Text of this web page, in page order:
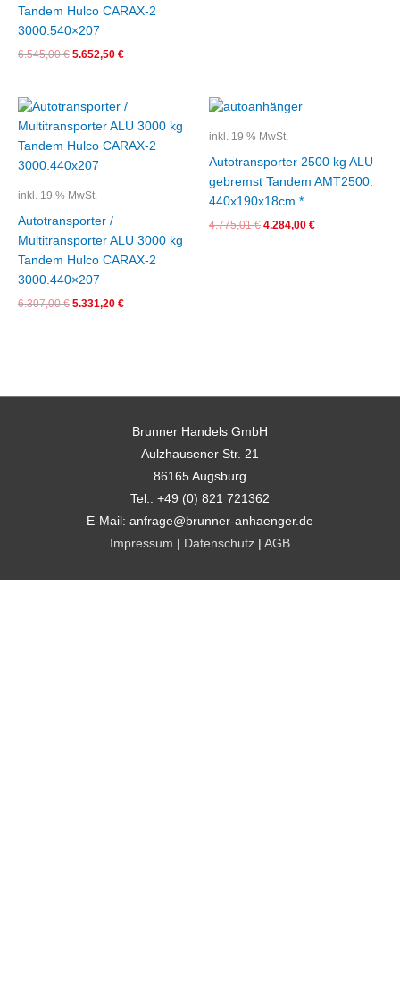
Tandem Hulco CARAX-2
3000.540×207
6.545,00€ 5.652,50 €
inkl. 19 % MwSt.
Autotransporter /
Multitransporter ALU 3000 kg
Tandem Hulco CARAX-2
3000.440×207
6.307,00€
Ursprünglicher
war:
6.307,00 €
5.331,20 €
Aktueller
ist:
5.331,20 €.
inkl. 19 % MwSt.
Autotransporter 2500 kg ALU
gebremst Tandem AMT2500.
440x190x18cm *
4.775,01€
Ursprünglicher
war:
4.284,00 €
Brunner Handels GmbH
Aulzhausener Str. 21
86165 Augsburg
Tel.: +49 (0) 821 721362
E-Mail: anfrage@brunner-anhaenger.de
Impressum
Datenschutz AGB